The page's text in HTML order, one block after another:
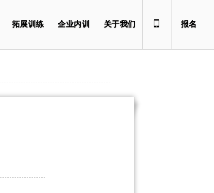
拓展训练 企业内训 关于我们 报名